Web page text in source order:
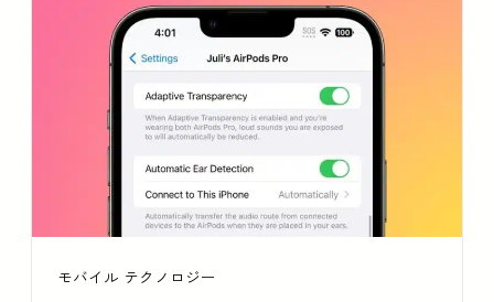
モバイル テクノロジー